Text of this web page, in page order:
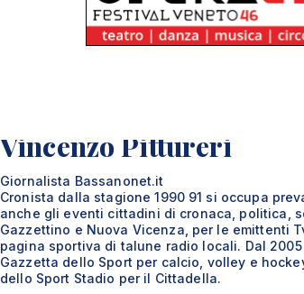
Vincenzo Pittureri
Giornalista Bassanonet.it
Cronista dalla stagione 1990 91 si occupa
anche gli eventi cittadini di cronaca, politica,
Gazzettino e Nuova Vicenza, per le emittenti
pagina sportiva di talune radio locali. Dal
Gazzetta dello Sport per calcio, volley e
dello Sport Stadio per il Cittadella.